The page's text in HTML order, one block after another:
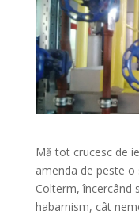
Mă tot crucesc de
amenda de peste
Colterm, încercând
habarnism, cât